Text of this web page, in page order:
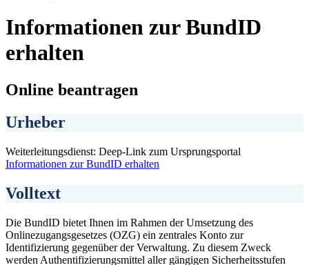
Informationen zur BundID
erhalten
Online beantragen
Urheber
Weiterleitungsdienst: Deep-Link zum Ursprungsportal
Informationen zur BundID erhalten
Volltext
Die BundID bietet Ihnen im Rahmen der Umsetzung des
Onlinezugangsgesetzes (OZG) ein zentrales Konto zur
Identifizierung gegenüber der Verwaltung. Zu diesem Zweck
werden Authentifizierungsmittel aller gängigen Sicherheitsstufen